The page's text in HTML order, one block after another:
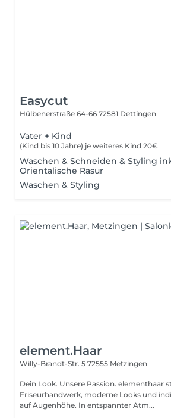
Easycut
Hülbenerstraße 64-66 72581 Dettingen
Vater + Kind
(Kind bis 10 Jahre) je weiteres Kind 20€
Waschen & Schneiden & Styling
Orientalische Rasur
Waschen & Styling
element.Haar
Willy-Brandt-Str. 5 72555 Metzingen
Dein Look. Unsere Passion. elementhaar steht für zeitloses
Friseurhandwerk, moderne Looks und
auf Augenhöhe. In entspannter Atm...